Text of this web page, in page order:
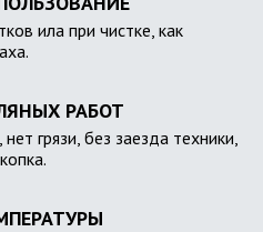
ила при чистке, как
РАБОТ
грязи, без заезда техники,